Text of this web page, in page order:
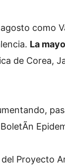
como
La
de Corea,
Proyecto